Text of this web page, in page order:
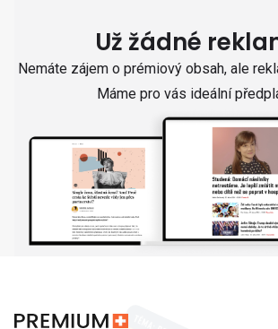
Už žádné
Nemáte zájem o prémiový obsah, ale
Máme pro vás ideální